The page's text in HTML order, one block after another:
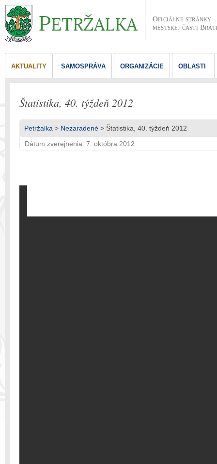
Oficiálne stránky
mestskej časti
AKTUALITY SAMOSPRÁVA ORGANIZÁCIE OBLASTI
Štatistika, 40. týždeň 2012
Petržalka > Nezaradené > Štatistika, 40. týždeň 2012
Dátum zverejnenia: 7. októbra 2012